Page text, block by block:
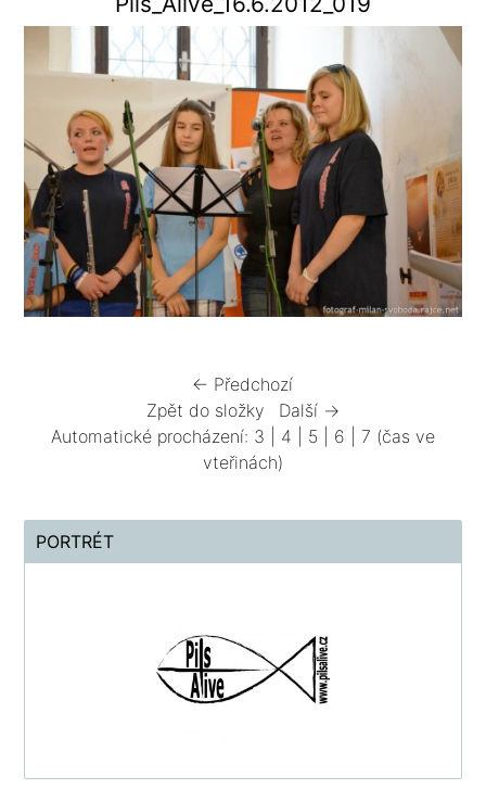
← Předchozí
Zpět do složky
Další →
Automatické procházení: 3 4 5 6 7 (čas ve
vteřinách)
PORTRÉT